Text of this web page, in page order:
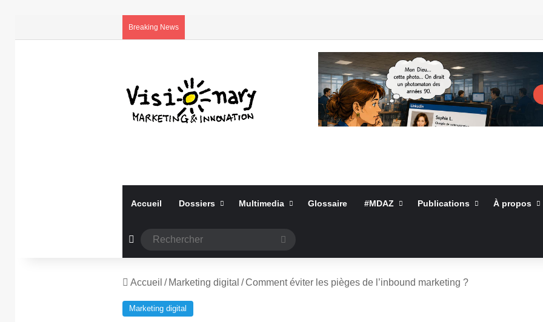
Breaking News
Accueil Dossiers Multimedia Glossaire #MDAZ Publications À propos
Article Aléatoire
Accueil / Marketing digital /Comment éviter les pièges de l’inbound marketing ?
Marketing digital